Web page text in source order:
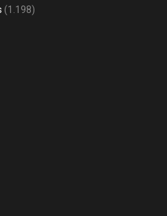
que un
vacaciones
(1.198)